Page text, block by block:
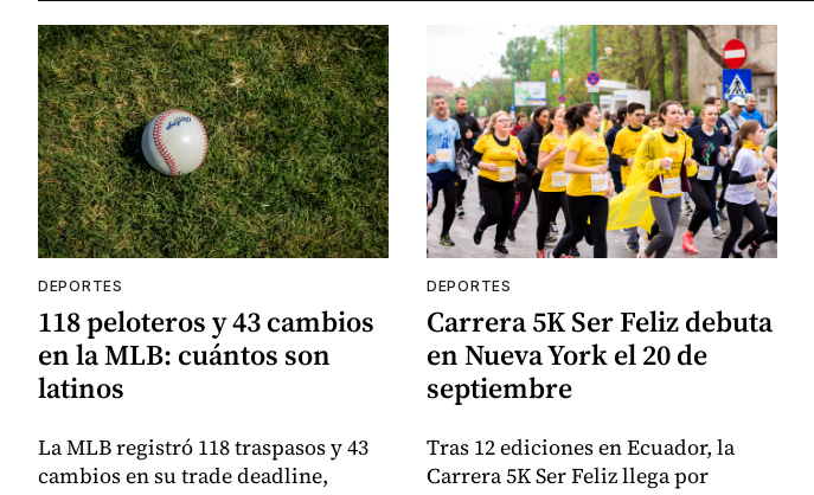
DEPORTES
118 peloteros y 43 cambios
en la MLB: cuántos son
latinos
La MLB registró 118 traspasos y 43
cambios en su trade deadline,
DEPORTES
Carrera 5K Ser Feliz debuta
en Nueva York el 20 de
septiembre
Tras 12 ediciones en Ecuador, la
Carrera 5K Ser Feliz llega por